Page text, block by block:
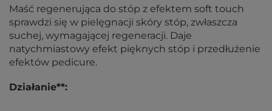
Maść regenerująca do stóp z efektem soft touch
sprawdzi się w pielęgnacji skóry stóp, zwłaszcza
suchej, wymagającej regeneracji. Daje
natychmiastowy efekt pięknych stóp i przedłużenie
efektów pedicure.
Działanie**: